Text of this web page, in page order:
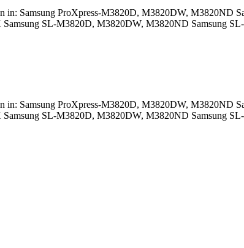
in: Samsung ProXpress-M3820D, M3820DW, M3820ND
SL-M3820D, M3820DW, M3820ND Samsung
in: Samsung ProXpress-M3820D, M3820DW, M3820ND
SL-M3820D, M3820DW, M3820ND Samsung